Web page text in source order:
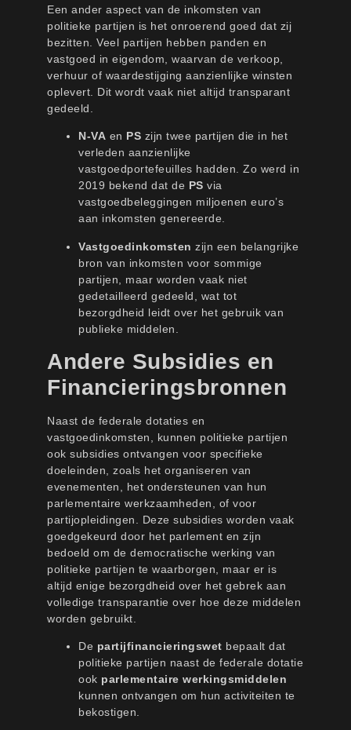
Een ander aspect van de inkomsten van
politieke partijen is het onroerend goed dat zij
bezitten. Veel partijen hebben panden en
vastgoed in eigendom, waarvan de verkoop,
verhuur of waardestijging aanzienlijke winsten
oplevert. Dit wordt vaak niet altijd transparant
gedeeld.
N-VA en PS zijn twee partijen die in het
verleden aanzienlijke
vastgoedportefeuilles hadden. Zo werd in
2019 bekend dat de PS via
vastgoedbeleggingen miljoenen euro’s
aan inkomsten genereerde.
Vastgoedinkomsten zijn een belangrijke
bron van inkomsten voor sommige
partijen, maar worden vaak niet
gedetailleerd gedeeld, wat tot
bezorgdheid leidt over het gebruik van
publieke middelen.
Andere Subsidies en
Financieringsbronnen
Naast de federale dotaties en
vastgoedinkomsten, kunnen politieke partijen
ook subsidies ontvangen voor specifieke
doeleinden, zoals het organiseren van
evenementen, het ondersteunen van hun
parlementaire werkzaamheden, of voor
partijopleidingen. Deze subsidies worden vaak
goedgekeurd door het parlement en zijn
bedoeld om de democratische werking van
politieke partijen te waarborgen, maar er is
altijd enige bezorgdheid over het gebrek aan
volledige transparantie over hoe deze middelen
worden gebruikt.
De partijfinancieringswet bepaalt dat
politieke partijen naast de federale dotatie
ook parlementaire werkingsmiddelen
kunnen ontvangen om hun activiteiten te
bekostigen.